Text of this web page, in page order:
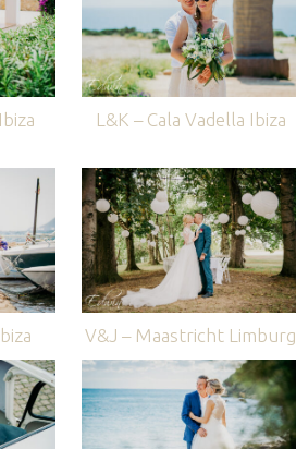
L&K – Cala Vadella Ibiza
V&J – Maastricht Limburg